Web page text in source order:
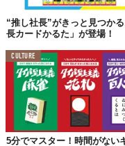
“推し社長”がきっと見つか
長カードかるた」が登場！
CULTURE
5分でマスター！時間がない